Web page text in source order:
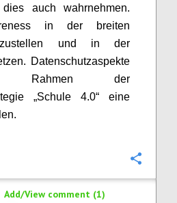
auch wahrnehmen.
in der breiten
und in der
Datenschutzaspekte
Rahmen der
„Schule 4.0“ eine
Add/View comment (1)